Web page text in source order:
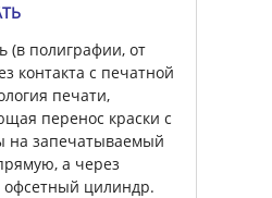
(в полиграфии, от
контакта с печатной
печати,
перенос краски с
на запечатываемый
а через
цилиндр.